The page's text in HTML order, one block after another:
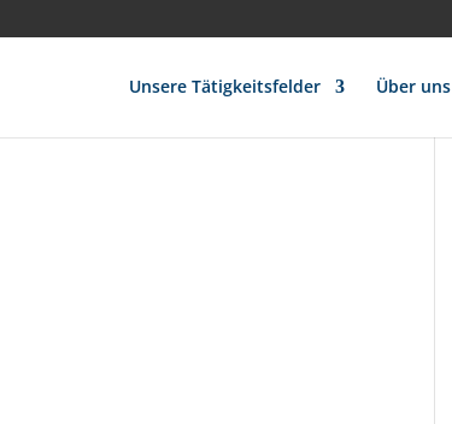
Unsere Tätigkeitsfelder Über uns